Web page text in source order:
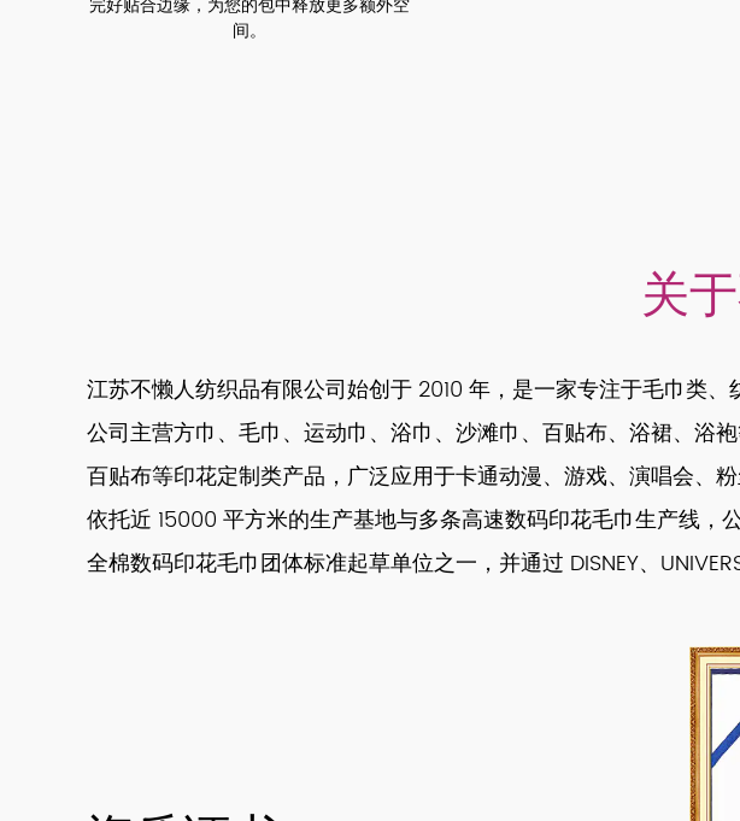
间。
关
江苏不懒人纺织品有限公司始创于 2010 年，是一家专注于毛巾类、
公司主营方巾、毛巾、运动巾、浴巾、沙滩巾、百贴布、浴裙、浴
百贴布等印花定制类产品，广泛应用于卡通动漫、游戏、演唱会、
依托近 15000 平方米的生产基地与多条高速数码印花毛巾生产线
全棉数码印花毛巾团体标准起草单位之一，并通过 DISNEY、